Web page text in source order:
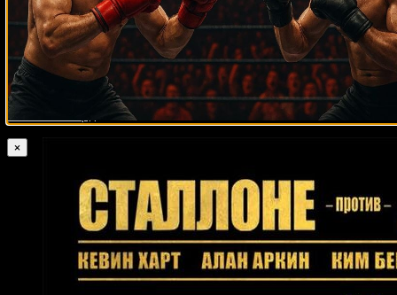
Фана Пьер Кицер Патрик Микс Даниэль Николсон
Богдан Дину
Вильфредо Ривера Омар Гонсалес Джерри Хэлстид
Бернард Хопкинс Ричард Фрейзер Кевин
Макбрайд Педро Алонсо Терадо Реджи Джонсон
Трейси Харрис
Паттерсон
Аселино Фрейтас Эктор Мерседес Терри Норрис
×